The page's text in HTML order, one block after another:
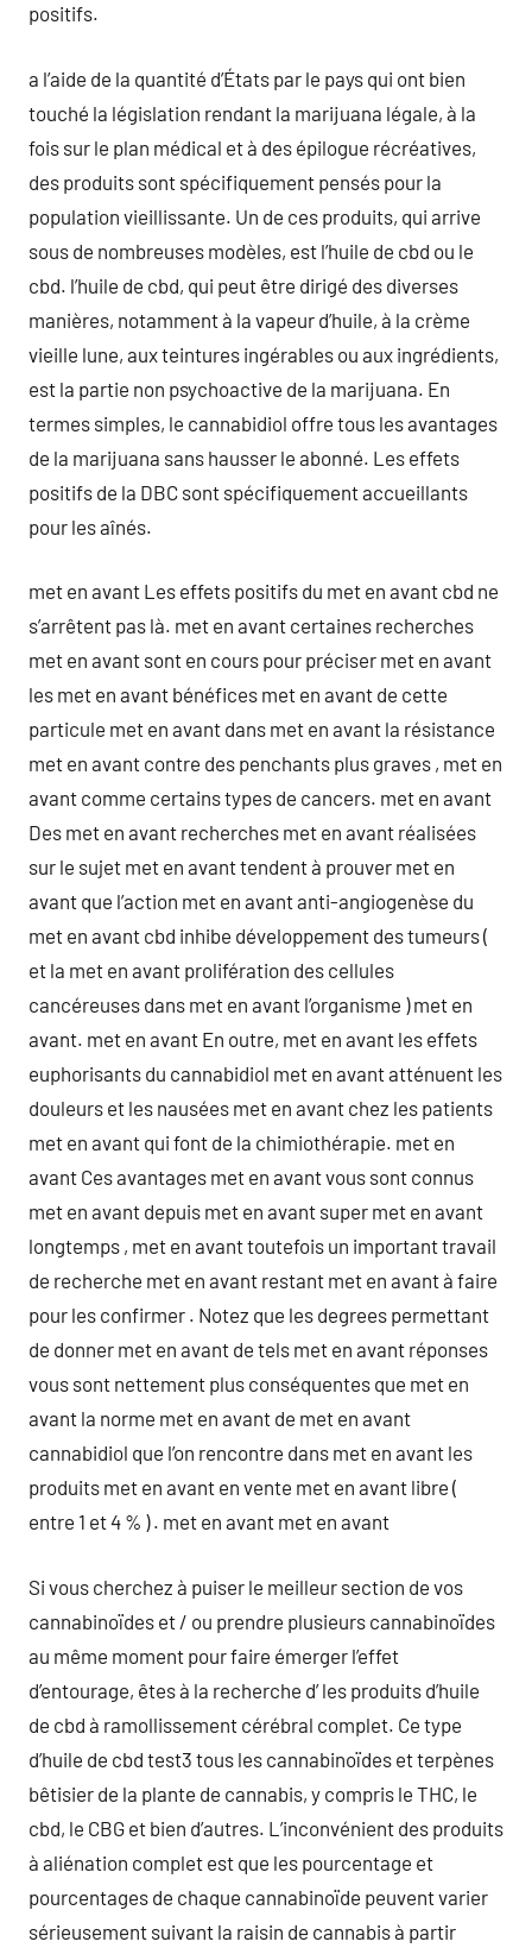
positifs.
a l’aide de la quantité d’États par le pays qui ont bien
touché la législation rendant la marijuana légale, à la
fois sur le plan médical et à des épilogue récréatives,
des produits sont spécifiquement pensés pour la
population vieillissante. Un de ces produits, qui arrive
sous de nombreuses modèles, est l’huile de cbd ou le
cbd. l’huile de cbd, qui peut être dirigé des diverses
manières, notamment à la vapeur d’huile, à la crème
vieille lune, aux teintures ingérables ou aux ingrédients,
est la partie non psychoactive de la marijuana. En
termes simples, le cannabidiol offre tous les avantages
de la marijuana sans hausser le abonné. Les effets
positifs de la DBC sont spécifiquement accueillants
pour les aînés.
met en avant Les effets positifs du met en avant cbd ne
s’arrêtent pas là. met en avant certaines recherches
met en avant sont en cours pour préciser met en avant
les met en avant bénéfices met en avant de cette
particule met en avant dans met en avant la résistance
met en avant contre des penchants plus graves , met en
avant comme certains types de cancers. met en avant
Des met en avant recherches met en avant réalisées
sur le sujet met en avant tendent à prouver met en
avant que l’action met en avant anti-angiogenèse du
met en avant cbd inhibe développement des tumeurs (
et la met en avant prolifération des cellules
cancéreuses dans met en avant l’organisme ) met en
avant. met en avant En outre, met en avant les effets
euphorisants du cannabidiol met en avant atténuent les
douleurs et les nausées met en avant chez les patients
met en avant qui font de la chimiothérapie. met en
avant Ces avantages met en avant vous sont connus
met en avant depuis met en avant super met en avant
longtemps , met en avant toutefois un important travail
de recherche met en avant restant met en avant à faire
pour les confirmer . Notez que les degrees permettant
de donner met en avant de tels met en avant réponses
vous sont nettement plus conséquentes que met en
avant la norme met en avant de met en avant
cannabidiol que l’on rencontre dans met en avant les
produits met en avant en vente met en avant libre (
entre 1 et 4 % ) . met en avant met en avant
Si vous cherchez à puiser le meilleur section de vos
cannabinoïdes et / ou prendre plusieurs cannabinoïdes
au même moment pour faire émerger l’effet
d’entourage, êtes à la recherche d’ les produits d’huile
de cbd à ramollissement cérébral complet. Ce type
d’huile de cbd test3 tous les cannabinoïdes et terpènes
bêtisier de la plante de cannabis, y compris le THC, le
cbd, le CBG et bien d’autres. L’inconvénient des produits
à aliénation complet est que les pourcentage et
pourcentages de chaque cannabinoïde peuvent varier
sérieusement suivant la raisin de cannabis à partir